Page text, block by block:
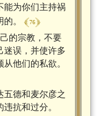
能为你们主持祸
。 ﴾ 76 ﴿
的宗教，不要
迷误，并使许多
他们的私欲。
五德和麦尔彦之
抗和过分。